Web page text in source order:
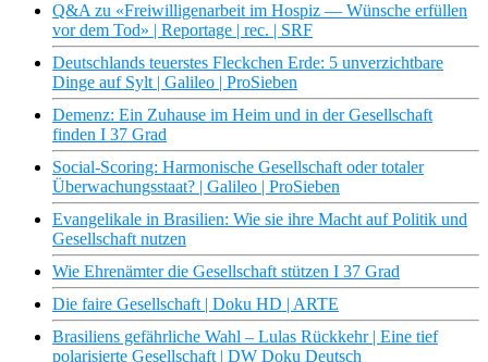
Q&A zu «Freiwilligenarbeit im Hospiz — Wünsche erfüllen
vor dem Tod» | Reportage | rec. | SRF
Deutschlands teuerstes Fleckchen Erde: 5 unverzichtbare
Dinge auf Sylt | Galileo | ProSieben
Demenz: Ein Zuhause im Heim und in der Gesellschaft
finden I 37 Grad
Social-Scoring: Harmonische Gesellschaft oder totaler
Überwachungsstaat? | Galileo | ProSieben
Evangelikale in Brasilien: Wie sie ihre Macht auf Politik und
Gesellschaft nutzen
Wie Ehrenämter die Gesellschaft stützen I 37 Grad
Die faire Gesellschaft | Doku HD | ARTE
Brasiliens gefährliche Wahl – Lulas Rückkehr | Eine tief
polarisierte Gesellschaft | DW Doku Deutsch